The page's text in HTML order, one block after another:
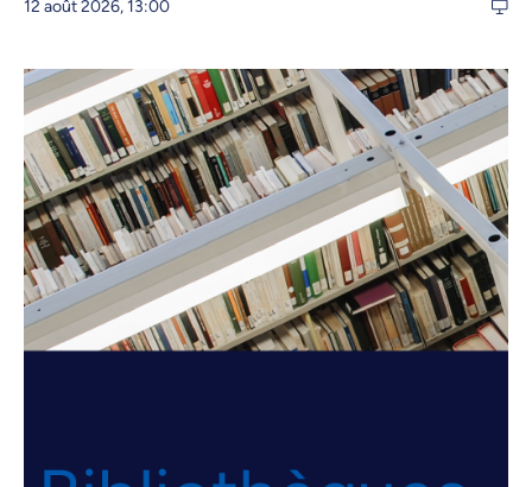
12 août 2026, 13:00